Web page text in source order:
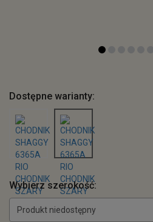
Dostępne warianty:
Wybierz szerokość:
Produkt niedostępny